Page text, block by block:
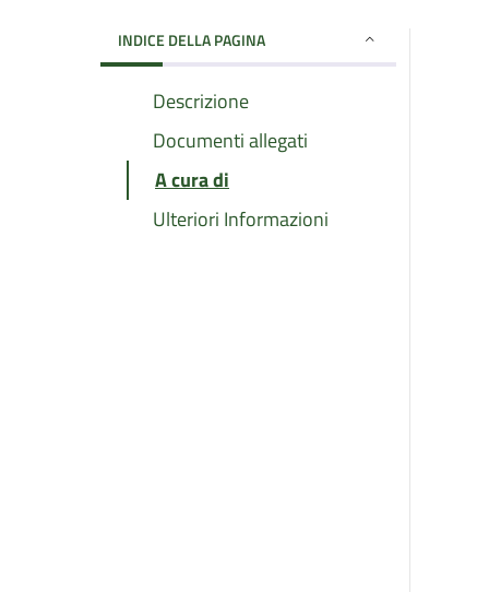
INDICE DELLA PAGINA
Descrizione
Documenti allegati
A cura di
Ulteriori Informazioni